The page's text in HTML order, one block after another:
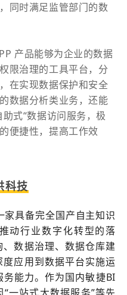
同时满足监管部门的数
产品能够为企业的数据
限治理的工具平台，分
在实现数据保护和安全
数据分析类业务，还能
式“数据访问服务，极
便捷性，提高工作效
科技
具备完全国产自主知识
动行业数字化转型的落
数据治理、数据仓库建
应用到数据平台实施运
能力。作为国内敏捷BI